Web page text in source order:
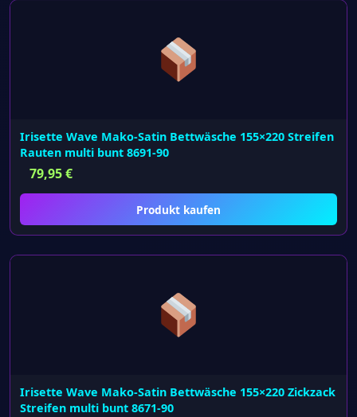
Irisette Wave Mako-Satin Bettwäsche 155×220 Streifen
Rauten multi bunt 8691-90
79,95€
Produkt kaufen
Irisette Wave Mako-Satin Bettwäsche 155×220 Zickzack
Streifen multi bunt 8671-90